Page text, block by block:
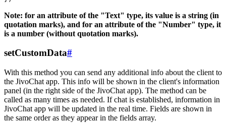
Note: for an attribute of the "Text" type, its value is a string (in
quotation marks), and for an attribute of the "Number" type, it
is a number (without quotation marks).
setCustomData#
With this method you can send any additional info about the client to
the JivoChat app. This info will be shown in the client's information
panel (in the right side of the JivoChat app). The method can be
called as many times as needed. If chat is established, information in
JivoChat app will be updated in the real time. Fields are shown in
the same order as they appear in the fields array.